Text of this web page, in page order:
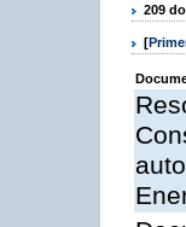
209
[